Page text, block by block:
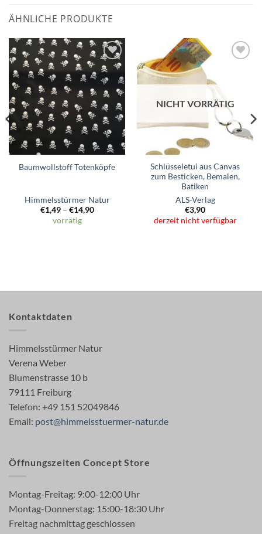
ÄHNLICHE PRODUKTE
Zum
Wunschzettel
hinzufügen
Baumwollstoff Totenköpfe
Himmelsstürmer Natur
€1,49– €14,90
vorrätig
Wunschzettel
hinzufügen
NICHT VORRÄTIG
Schlüsseletui aus Canvas
zum Besticken, Bemalen,
Batiken
ALS-Verlag
€3,90
derzeit nicht verfügbar
Kontaktdaten
Himmelsstürmer Natur
Verena Weber
Blumenstrasse 10 b
79111 Freiburg
Telefon: +49 151 52049846
Email: post@himmelsstuermer-natur.de
Öffnungszeiten Concept Store
Montag-Freitag: 9:00-12:00 Uhr
Montag-Donnerstag: 15:00-18:30 Uhr
Freitag nachmittag geschlossen